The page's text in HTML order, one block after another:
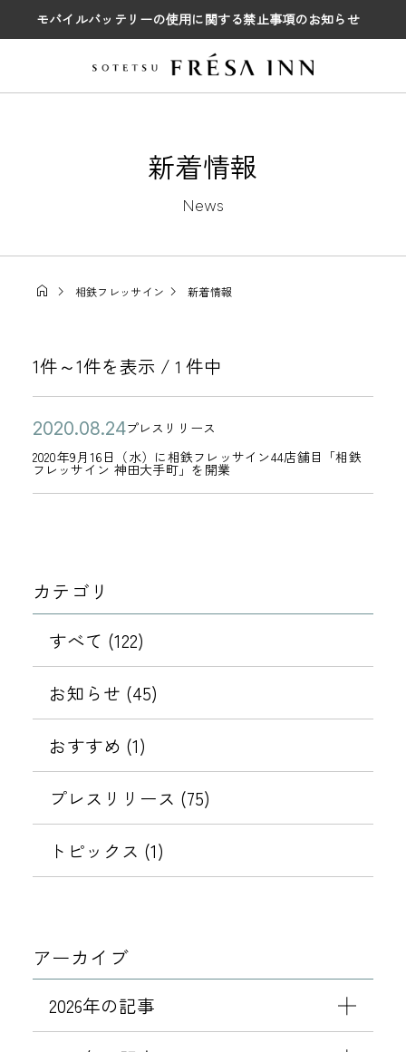
モバイルバッテリーの使用に関する禁止事項のお知らせ
新着情報
News
相鉄フレッサイン 新着情報
1件～1件を表示 / 1 件中
2020年9月16日（水）に相鉄フレッサイン44店舗目「相鉄
フレッサイン 神田大手町」を開業
公
開
日
2
0
2
8
月
4
カ
テ
ゴ
プレスリリース
2
0
2
月
1
日
水
に
鉄
レ
イ
ン
4
カテゴリ
すべて (122)
お知らせ (45)
おすすめ (1)
プレスリリース (75)
トピックス (1)
アーカイブ
2026年の記事